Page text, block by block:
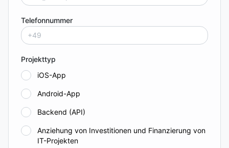
Telefonnummer
Projekttyp
iOS-App
Android-App
Backend (API)
Anziehung von Investitionen und Finanzierung von
IT-Projekten